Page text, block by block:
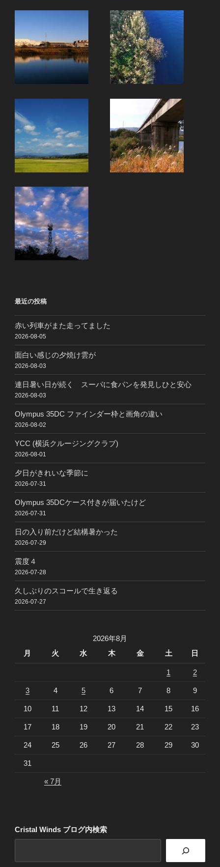
最近の投稿
赤い列車がまた走ってました
2026-08-05
面白い感じの夕焼け雲が
2026-08-03
連日暑い日が続く スーパに食パンを発見しひと安心
2026-08-03
Olympus 35DC ファインダー枠と画角の違い
2026-08-02
YCC (横浜クルージングクラブ)
2026-08-01
夕日がきれいな季節に
2026-07-31
Olympus 35DCケース付きが届いたけど
2026-07-31
日の入り前だけど結構暑かった
2026-07-29
震度４
2026-07-28
久しぶりのスコールで生き返る
2026-07-27
2026年8月
月
火 水 木 金 土 日
1 2
3 4 5 6 7 8 9
10 11 12 13 14 15 16
17 18 19 20 21 22 23
24 25 26 27 28 29 30
31
« 7月
Cristal Winds ブログ内検索